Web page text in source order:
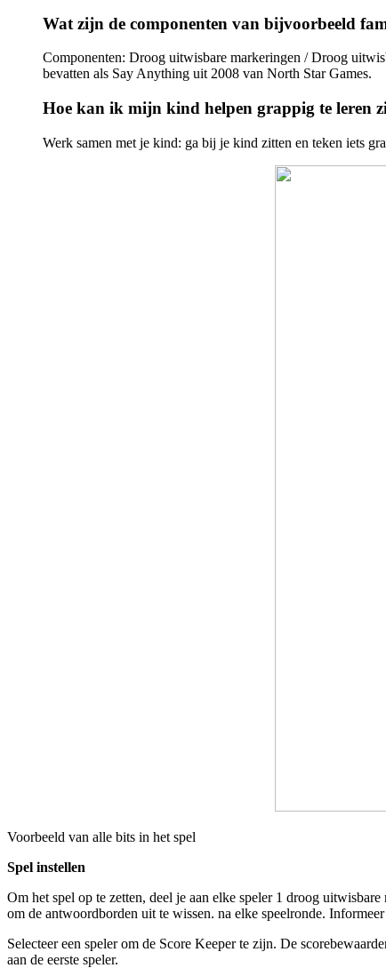
Wat zijn de componenten van bijvoorbeeld
Componenten: Droog uitwisbare markeringen / Droog
bevatten als Say Anything uit 2008 van North Star Games.
Hoe kan ik mijn kind helpen grappig te leren
Werk samen met je kind: ga bij je kind zitten en teken iets
Voorbeeld van alle bits in het spel
Spel instellen
Om het spel op te zetten, deel je aan elke speler 1 droog
om de antwoordborden uit te wissen. na elke speelronde.
Selecteer een speler om de Score Keeper te zijn. De
aan de eerste speler.